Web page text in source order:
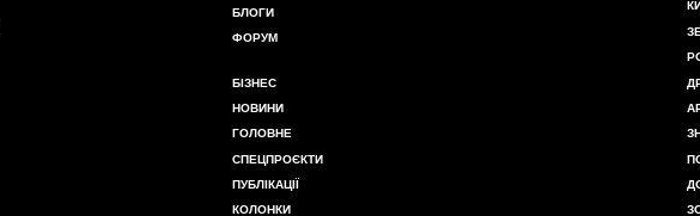
БЛОГИ
ФОРУМ
БІЗНЕС
НОВИНИ
ГОЛОВНЕ
СПЕЦПРОЄКТИ
ПУБЛІКАЦІЇ
КОЛОНКИ